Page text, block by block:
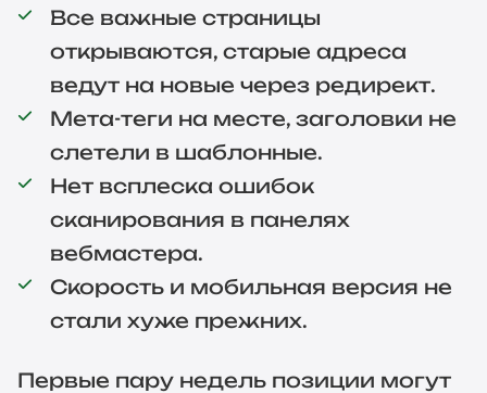
Все важные страницы
открываются, старые адреса
ведут на новые через редирект.
Мета-теги на месте, заголовки не
слетели в шаблонные.
Нет всплеска ошибок
сканирования в панелях
вебмастера.
Скорость и мобильная версия не
стали хуже прежних.
Первые пару недель позиции могут